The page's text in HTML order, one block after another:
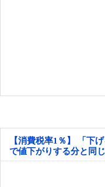
【消費税率1％】 「下
で値下がりする分と同
えない店も